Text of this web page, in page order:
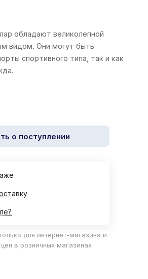
обладают великолепной
видом. Они могут быть
спортивного типа, так и как
о поступлении
для интернет-магазина и
в розничных магазинах